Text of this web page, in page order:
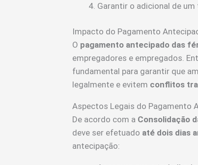
Garantir o adicional de
Impacto do Pagamento
O pagamento antecipado das
empregadores e empregados.
fundamental para garantir que
legalmente e evitem conflitos
Aspectos Legais do Pagamento
De acordo com a Consolidação
deve ser efetuado até dois dias
antecipação: